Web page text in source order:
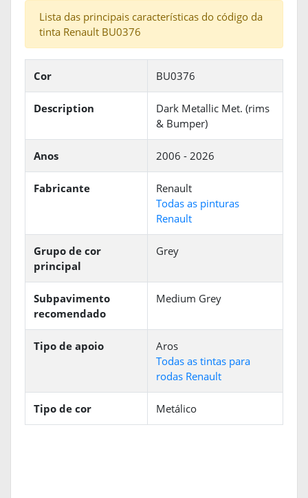
Lista das principais características do código da
tinta Renault BU0376
Cor BU0376
Description
Dark Metallic Met. (rims
& Bumper)
Anos 2006 - 2026
Fabricante
Renault
Todas as pinturas
Renault
Grupo de cor
principal
Grey
Subpavimento
recomendado
Medium Grey
Tipo de apoio
Aros
Todas as tintas para
rodas Renault
Tipo de cor Metálico